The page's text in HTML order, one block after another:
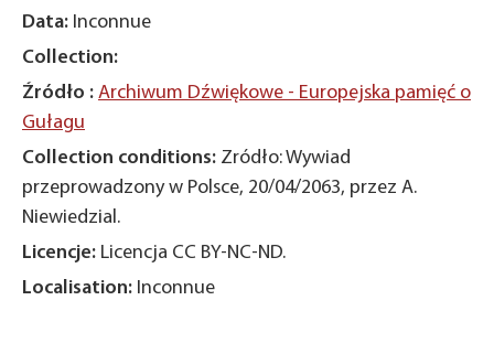
Data: Inconnue
Collection:
Źródło : Archiwum Dźwiękowe - Europejska pamięć o
Gułagu
Collection conditions: Zródło: Wywiad
przeprowadzony w Polsce, 20/04/2063, przez A.
Niewiedzial.
Licencje: Licencja CC BY-NC-ND.
Localisation: Inconnue